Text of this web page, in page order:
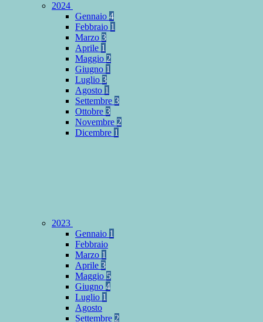
2024
Gennaio 4
Febbraio 1
Marzo 3
Aprile 1
Maggio 2
Giugno 1
Luglio 3
Agosto 1
Settembre 3
Ottobre 3
Novembre 2
Dicembre 1
2023
Gennaio 1
Febbraio
Marzo 1
Aprile 3
Maggio 5
Giugno 4
Luglio 1
Agosto
Settembre 2